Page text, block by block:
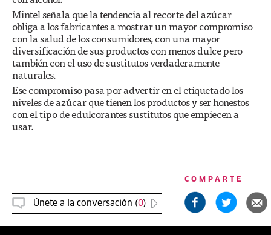
Mintel señala que la tendencia al recorte del azúcar
obliga a los fabricantes a mostrar un mayor compromiso
con la salud de los consumidores, con una mayor
diversificación de sus productos con menos dulce pero
también con el uso de sustitutos verdaderamente
naturales.
Ese compromiso pasa por advertir en el etiquetado los
niveles de azúcar que tienen los productos y ser honestos
con el tipo de edulcorantes sustitutos que empiecen a
usar.
Únete a la conversación (0)
COMPARTE